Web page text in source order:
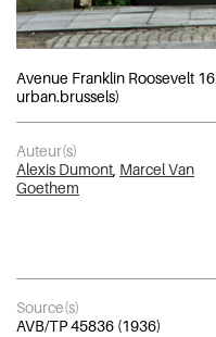
Avenue Franklin Roosevelt
urban.brussels)
Auteur(s)
Alexis Dumont Marcel Van
Goethem
Source(s)
AVB/TP 45836 (1936)